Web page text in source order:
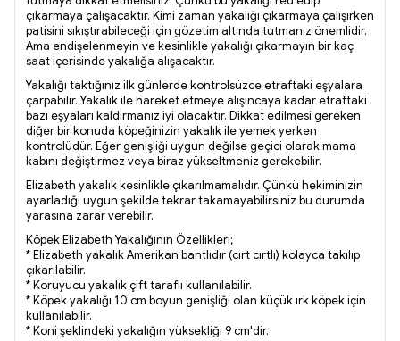
çıkarmaya çalışacaktır. Kimi zaman yakalığı çıkarmaya çalışırken
patisini sıkıştırabileceği için gözetim altında tutmanız önemlidir.
Ama endişelenmeyin ve kesinlikle yakalığı çıkarmayın bir kaç
saat içerisinde yakalığa alışacaktır.
Yakalığı taktığınız ilk günlerde kontrolsüzce etraftaki eşyalara
çarpabilir. Yakalık ile hareket etmeye alışıncaya kadar etraftaki
bazı eşyaları kaldırmanız iyi olacaktır. Dikkat edilmesi gereken
diğer bir konuda köpeğinizin yakalık ile yemek yerken
kontrolüdür. Eğer genişliği uygun değilse geçici olarak mama
kabını değiştirmez veya biraz yükseltmeniz gerekebilir.
Elizabeth yakalık kesinlikle çıkarılmamalıdır. Çünkü hekiminizin
ayarladığı uygun şekilde tekrar takamayabilirsiniz bu durumda
yarasına zarar verebilir.
Köpek Elizabeth Yakalığının Özellikleri;
* Elizabeth yakalık Amerikan bantlıdır (cırt cırtlı) kolayca takılıp
çıkarılabilir.
* Koruyucu yakalık çift taraflı kullanılabilir.
* Köpek yakalığı 10 cm boyun genişliği olan küçük ırk köpek için
kullanılabilir.
* Koni şeklindeki yakalığın yüksekliği 9 cm'dir.